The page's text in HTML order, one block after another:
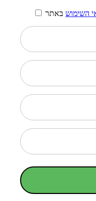
השימוש באתר